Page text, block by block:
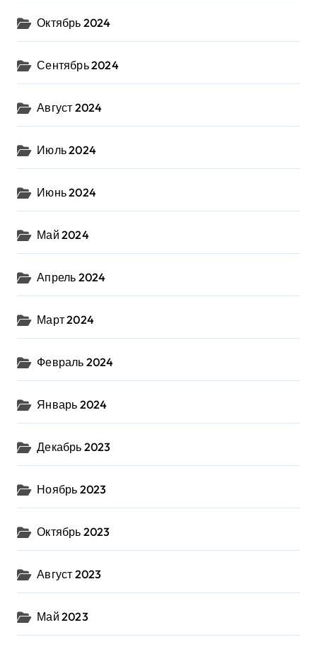
Октябрь 2024
Сентябрь 2024
Август 2024
Июль 2024
Июнь 2024
Май 2024
Апрель 2024
Март 2024
Февраль 2024
Январь 2024
Декабрь 2023
Ноябрь 2023
Октябрь 2023
Август 2023
Май 2023